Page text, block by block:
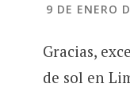
9 DE ENERO
Gracias,
de sol en